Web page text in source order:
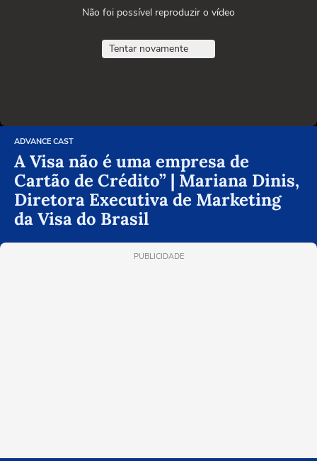
Não foi possível reproduzir o vídeo
Tentar novamente
ADVANCE CAST
A Visa não é uma empresa de
Cartão de Crédito” | Mariana Dinis,
Diretora Executiva de Marketing
da Visa do Brasil
PUBLICIDADE